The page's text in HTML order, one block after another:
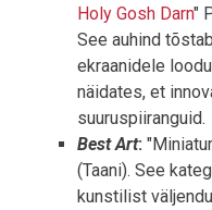
Holy Gosh Darn"
See auhind
ekraanidele
näidates, et
suuruspiiranguid.
Best Art:
(Taani). See
kunstilist